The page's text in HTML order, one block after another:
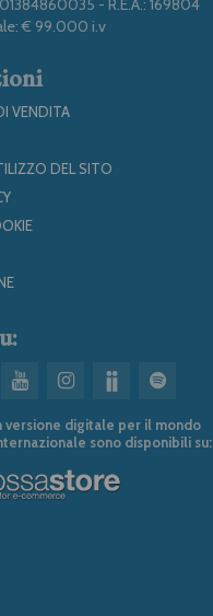
€ 99.000 i.v
VENDITA
DEL SITO
versione digitale per il mondo
sono disponibili su: